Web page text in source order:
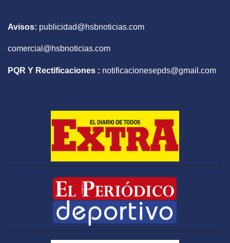
Avisos: publicidad@hsbnoticias.com
comercial@hsbnoticias.com
PQR Y Rectificaciones : notificacionesepds@gmail.com